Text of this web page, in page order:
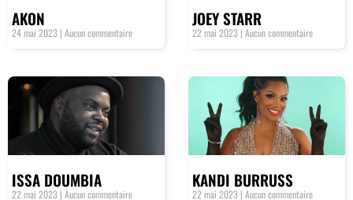
AKON
24 mai 2023 Aucun commentaire
JOEY STARR
22 mai 2023 Aucun commentaire
ISSA DOUMBIA
22 mai 2023 Aucun commentaire
KANDI BURRUSS
22 mai 2023 Aucun commentaire